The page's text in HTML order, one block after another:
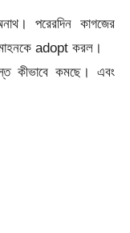
পরেরদিন কাগজের
adopt করল।
কীভাবে কমছে। এবং